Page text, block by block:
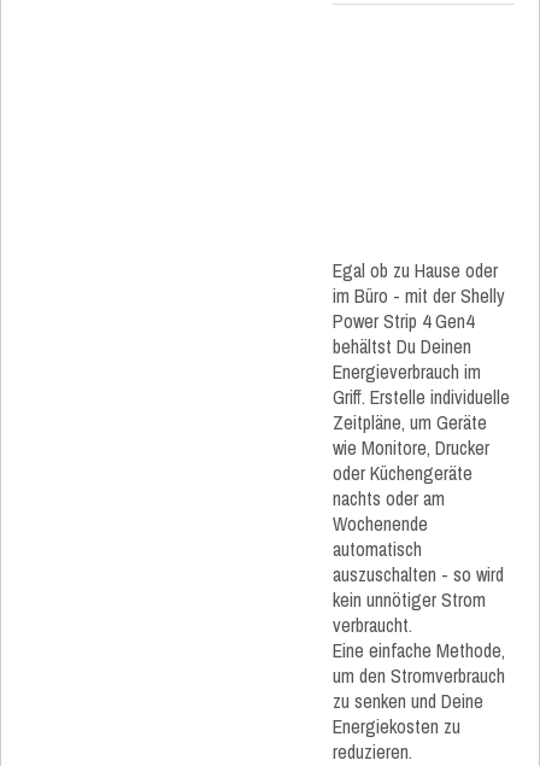
Egal ob zu Hause oder
im Büro - mit der Shelly
Power Strip 4 Gen4
behältst Du Deinen
Energieverbrauch im
Griff. Erstelle individuelle
Zeitpläne, um Geräte
wie Monitore, Drucker
oder Küchengeräte
nachts oder am
Wochenende
automatisch
auszuschalten - so wird
kein unnötiger Strom
verbraucht.
Eine einfache Methode,
um den Stromverbrauch
zu senken und Deine
Energiekosten zu
reduzieren.